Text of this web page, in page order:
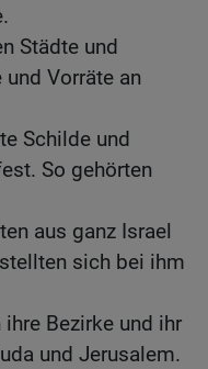
Städte und
Vorräte an
Schilde und
So gehörten
aus ganz Israel
sich bei ihm
Bezirke und ihr
und Jerusalem.